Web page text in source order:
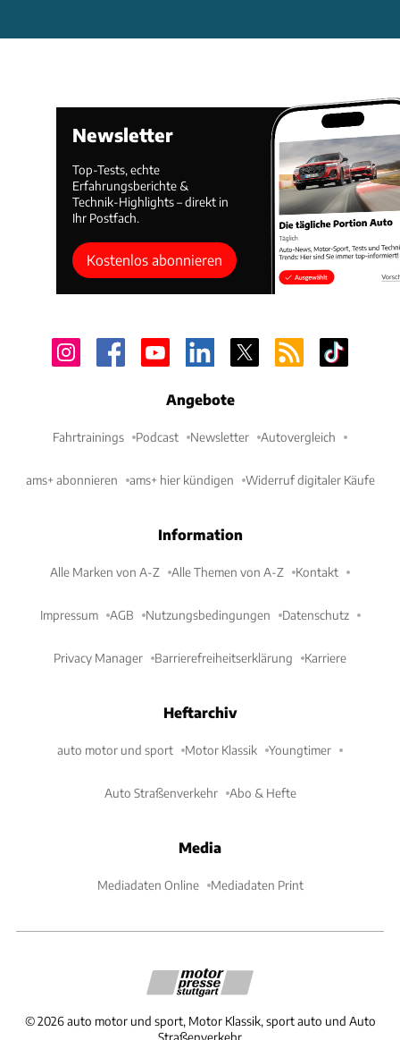
Newsletter
Top-Tests, echte
Erfahrungsberichte &
Technik-Highlights – direkt in
Ihr Postfach.
Kostenlos abonnieren
Angebote
Fahrtrainings Podcast Newsletter Autovergleich
ams+ abonnieren ams+ hier kündigen Widerruf digitaler Käufe
Information
Alle Marken von A-Z Alle Themen von A-Z Kontakt
Impressum AGB Nutzungsbedingungen Datenschutz
Privacy Manager Barrierefreiheitserklärung Karriere
Heftarchiv
auto motor und sport Motor Klassik Youngtimer
Auto Straßenverkehr Abo & Hefte
Media
Mediadaten Online Mediadaten Print
©2026 auto motor und sport, Motor Klassik, sport auto und Auto
Straßenverkehr